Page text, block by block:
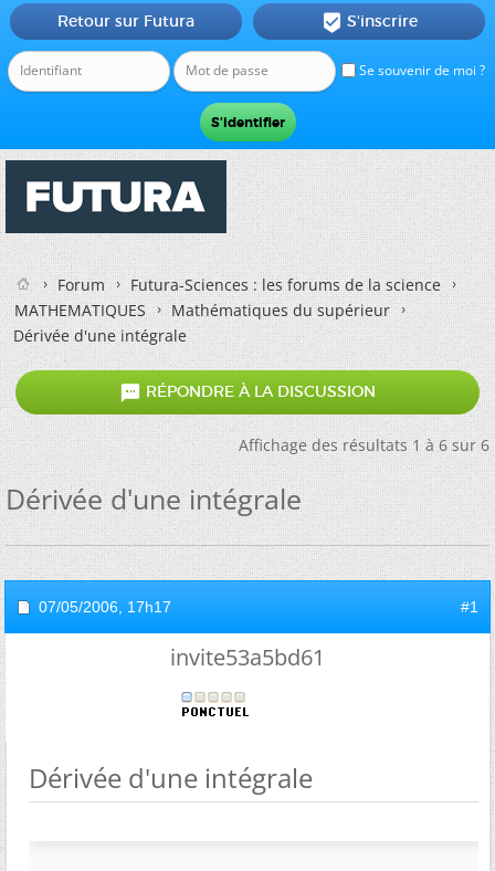
Se souvenir de moi ?
Retour sur Futura  S'inscrire
Forum
Futura-Sciences : les forums de la science
MATHEMATIQUES
Mathématiques du supérieur
Dérivée d'une intégrale
 RÉPONDRE À LA DISCUSSION
Affichage des résultats 1 à 6 sur 6
Dérivée d'une intégrale
07/05/2006, 17h17 #1
invite53a5bd61
Dérivée d'une intégrale